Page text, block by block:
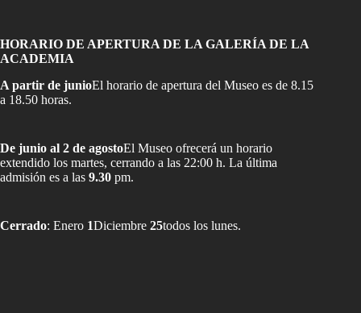
HORARIO DE APERTURA DE LA GALERÍA DE LA
ACADEMIA
A partir de junioEl horario de apertura del Museo es de 8.15
a 18.50 horas.
De junio al 2 de agostoEl Museo ofrecerá un horario
extendido los martes, cerrando a las 22:00 h. La última
admisión es a las 9.30 pm.
Cerrado: Enero 1Diciembre 25todos los lunes.